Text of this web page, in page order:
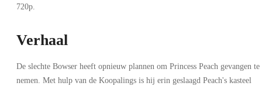
720p.
Verhaal
De slechte Bowser heeft opnieuw plannen om Princess Peach gevangen te
nemen. Met hulp van de Koopalings is hij erin geslaagd Peach's kasteel